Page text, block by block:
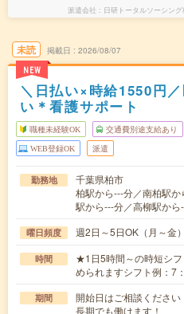
派遣会社 日研トータルソーシン
未読
NEW
掲載日 2026/08/07
＼日払い×時給1550円
い＊看護サポート
職種未経験OK 交通費別途支給あり
WEB登録OK 派遣
勤務地
千葉県柏市
柏駅から---分／南柏駅
駅から---分／高柳駅から
曜日頻度 週2日～5日OK（月～
時間
★1日5時間～の時短シ
められますシフト例：7
期間
開始日はご相談くださ
長期でも働けます！